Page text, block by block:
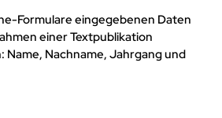
Formulare eingegebenen Daten
einer Textpublikation
Nachname, Jahrgang und